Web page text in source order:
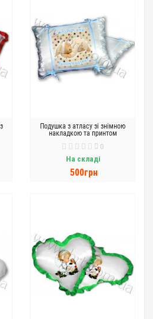
Подушка з атласу зі знімною
накладкою та принтом
0
На складі
500грн